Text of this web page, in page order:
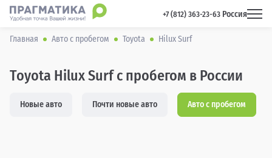
+7 (812) 363-23-63 Россия
Главная Авто с пробегом Toyota Hilux Surf
Toyota Hilux Surf с пробегом в России
Новые авто Почти новые авто Авто с пробегом